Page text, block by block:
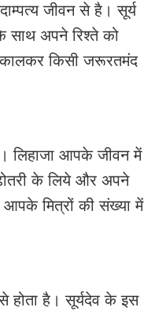
जीवन से है। सूर्य
साथ अपने रिश्ते को
किसी जरूरतमंद
लिहाजा आपके जीवन में
के लिये और अपने
आपके मित्रों की संख्या में
होता है। सूर्यदेव के इस